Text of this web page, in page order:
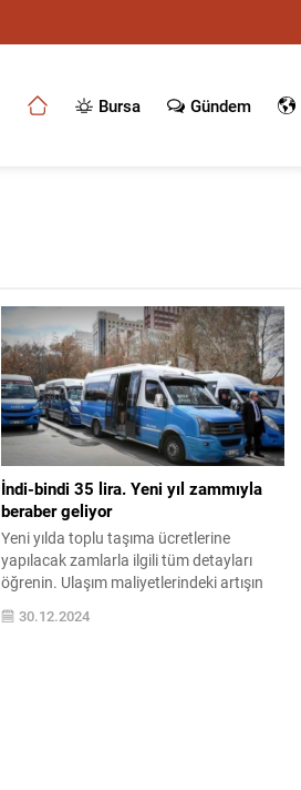
Bursa Gündem
İndi-bindi 35 lira. Yeni yıl zammıyla
beraber geliyor
Yeni yılda toplu taşıma ücretlerine
yapılacak zamlarla ilgili tüm detayları
öğrenin. Ulaşım maliyetlerindeki artışın
nedenleri ve etkileri hakkında bilgi sahibi
olun. Bütçenizi nasıl etkileyeceğini
30.12.2024